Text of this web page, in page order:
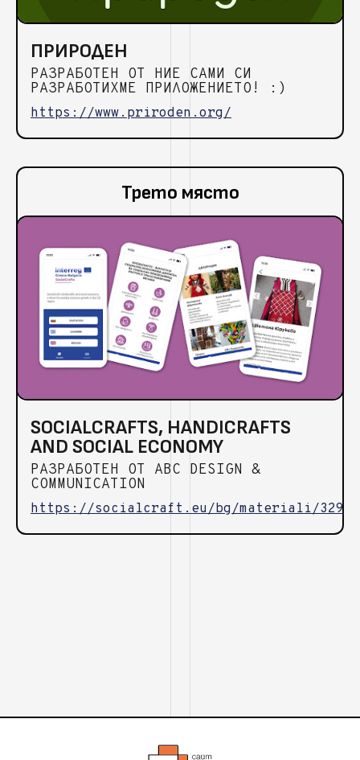
ПРИРОДЕН
РАЗРАБОТЕН ОТ НИЕ САМИ СИ
РАЗРАБОТИХМЕ ПРИЛОЖЕНИЕТО! :)
https://www.priroden.org/
Трето място
SOCIALCRAFTS, HANDICRAFTS
AND SOCIAL ECONOMY
РАЗРАБОТЕН ОТ ABC DESIGN &
COMMUNICATION
https://socialcraft.eu/bg/materiali/329